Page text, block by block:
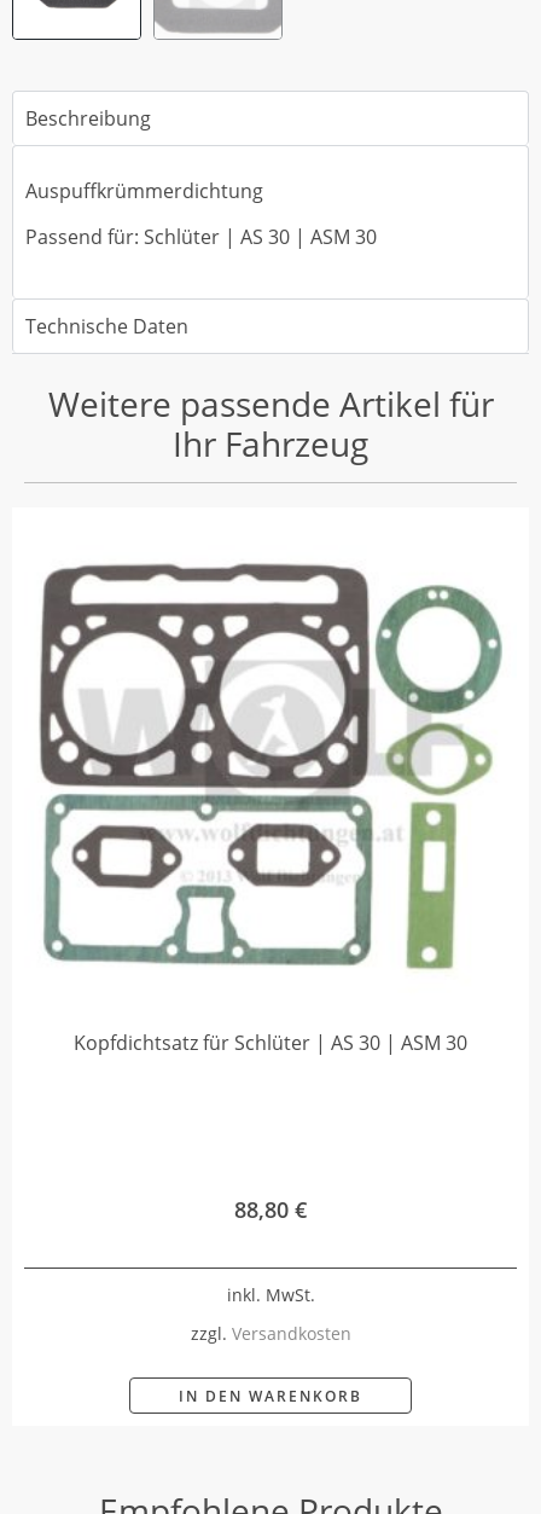
Beschreibung
Auspuffkrümmerdichtung
Passend für: Schlüter | AS 30 | ASM 30
Technische Daten
Weitere passende Artikel für
Ihr Fahrzeug
Kopfdichtsatz für Schlüter | AS 30 | ASM 30
88,80 €
inkl. MwSt.
zzgl. Versandkosten
IN DEN WARENKORB